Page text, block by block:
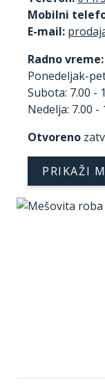
Mobilni
E-mail:
Radno vreme:
Ponedeljak-
Subota: 7.00 -
Nedelja: 7.00 -
Otvoreno
PRIKAŽI